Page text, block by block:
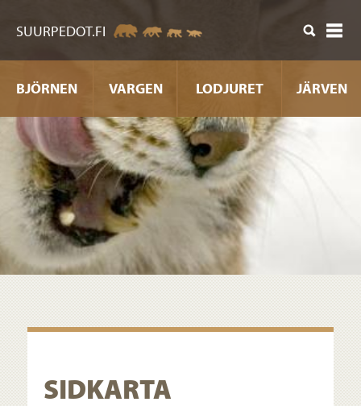
SUURPEDOT.FI
BJÖRNEN VARGEN LODJURET JÄRVEN
SIDKARTA